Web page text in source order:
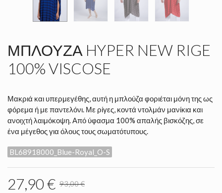
ΜΠΛΟΎΖΑ HYPER NEW RIGE
100% VISCOSE
Μακριά και υπερμεγέθης, αυτή η μπλούζα φοριέται μόνη της ως
φόρεμα ή με παντελόνι. Με ρίγες, κοντά ντολμάν μανίκια και
ανοιχτή λαιμόκοψη. Από ύφασμα 100% απαλής βισκόζης, σε
ένα μέγεθος για όλους τους σωματότυπους.
BL68918000_Blue-Royal_O-S
27,90 € 93,00 €